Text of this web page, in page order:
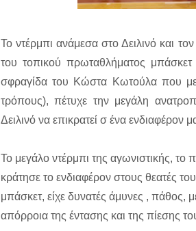
Το ντέρμπι ανάμεσα στο Δειλινό και
του τοπικού πρωταθλήματος
σφραγίδα του Κώστα Κωτούλα που
τρόπους), πέτυχε την μεγάλη
Δειλινό να επικρατεί σ ένα ενδιαφέρον
Το μεγάλο ντέρμπι της αγωνιστικής,
κράτησε το ενδιαφέρον στους θεατές
μπάσκετ, είχε δυνατές άμυνες , πάθος,
απόρροια της έντασης και της πίεσης